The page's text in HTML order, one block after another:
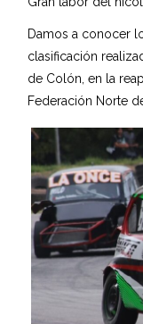
Damos a conocer
clasificación
de Colón, en la
Federación Norte